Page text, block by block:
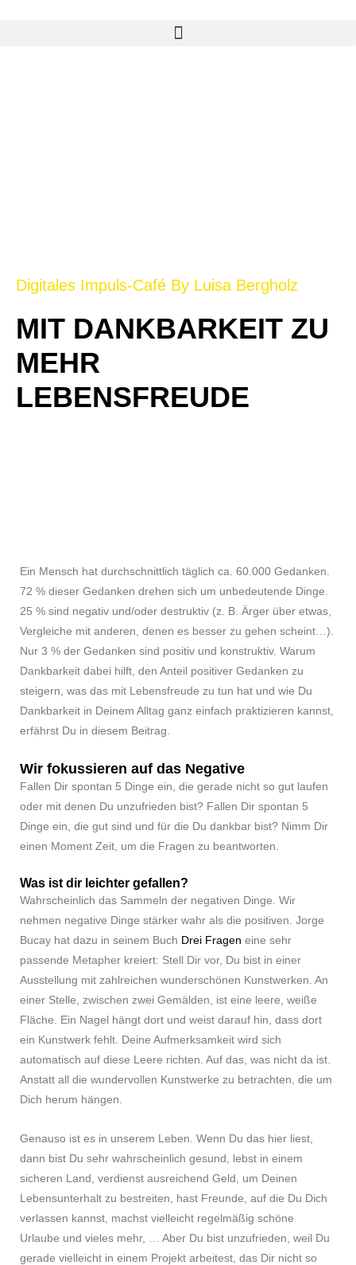
Digitales Impuls-Café By Luisa Bergholz
MIT DANKBARKEIT ZU
MEHR
LEBENSFREUDE
Ein Mensch hat durchschnittlich täglich ca. 60.000 Gedanken.
72 % dieser Gedanken drehen sich um unbedeutende Dinge.
25 % sind negativ und/oder destruktiv (z. B. Ärger über etwas,
Vergleiche mit anderen, denen es besser zu gehen scheint…).
Nur 3 % der Gedanken sind positiv und konstruktiv. Warum
Dankbarkeit dabei hilft, den Anteil positiver Gedanken zu
steigern, was das mit Lebensfreude zu tun hat und wie Du
Dankbarkeit in Deinem Alltag ganz einfach praktizieren kannst,
erfährst Du in diesem Beitrag.
Wir fokussieren auf das Negative
Fallen Dir spontan 5 Dinge ein, die gerade nicht so gut laufen
oder mit denen Du unzufrieden bist? Fallen Dir spontan 5
Dinge ein, die gut sind und für die Du dankbar bist? Nimm Dir
einen Moment Zeit, um die Fragen zu beantworten.
Was ist dir leichter gefallen?
Wahrscheinlich das Sammeln der negativen Dinge. Wir
nehmen negative Dinge stärker wahr als die positiven. Jorge
Bucay hat dazu in seinem Buch Drei Fragen eine sehr
passende Metapher kreiert: Stell Dir vor, Du bist in einer
Ausstellung mit zahlreichen wunderschönen Kunstwerken. An
einer Stelle, zwischen zwei Gemälden, ist eine leere, weiße
Fläche. Ein Nagel hängt dort und weist darauf hin, dass dort
ein Kunstwerk fehlt. Deine Aufmerksamkeit wird sich
automatisch auf diese Leere richten. Auf das, was nicht da ist.
Anstatt all die wundervollen Kunstwerke zu betrachten, die um
Dich herum hängen.
Genauso ist es in unserem Leben. Wenn Du das hier liest,
dann bist Du sehr wahrscheinlich gesund, lebst in einem
sicheren Land, verdienst ausreichend Geld, um Deinen
Lebensunterhalt zu bestreiten, hast Freunde, auf die Du Dich
verlassen kannst, machst vielleicht regelmäßig schöne
Urlaube und vieles mehr, … Aber Du bist unzufrieden, weil Du
gerade vielleicht in einem Projekt arbeitest, das Dir nicht so